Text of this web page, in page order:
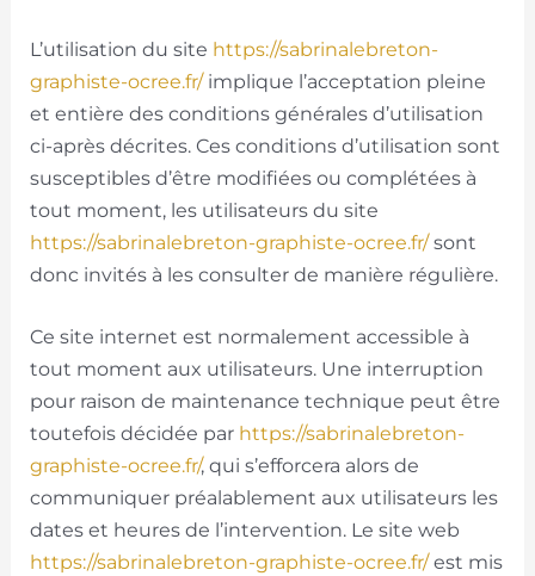
L’utilisation du site https://sabrinalebreton-
graphiste-ocree.fr/implique l’acceptation pleine
et entière des conditions générales d’utilisation
ci-après décrites. Ces conditions d’utilisation sont
susceptibles d’être modifiées ou complétées à
tout moment, les utilisateurs du site
https://sabrinalebreton-graphiste-ocree.fr/sont
donc invités à les consulter de manière régulière.
Ce site internet est normalement accessible à
tout moment aux utilisateurs. Une interruption
pour raison de maintenance technique peut être
toutefois décidée par https://sabrinalebreton-
graphiste-ocree.fr/, qui s’efforcera alors de
communiquer préalablement aux utilisateurs les
dates et heures de l’intervention. Le site web
https://sabrinalebreton-graphiste-ocree.fr/est mis